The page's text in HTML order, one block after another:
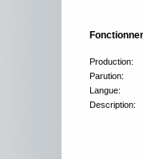
Production:
Parution:
Langue:
Description: